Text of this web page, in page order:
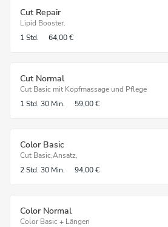
Cut Repair
Lipid Booster.
1 Std.
64,00 €
Cut Normal
Cut Basic mit Kopfmassage und Pflege
1 Std. 30 Min. 59,00 €
Color Basic
Cut Basic,Ansatz,
2 Std. 30 Min. 94,00 €
Color Normal
Color Basic + Längen